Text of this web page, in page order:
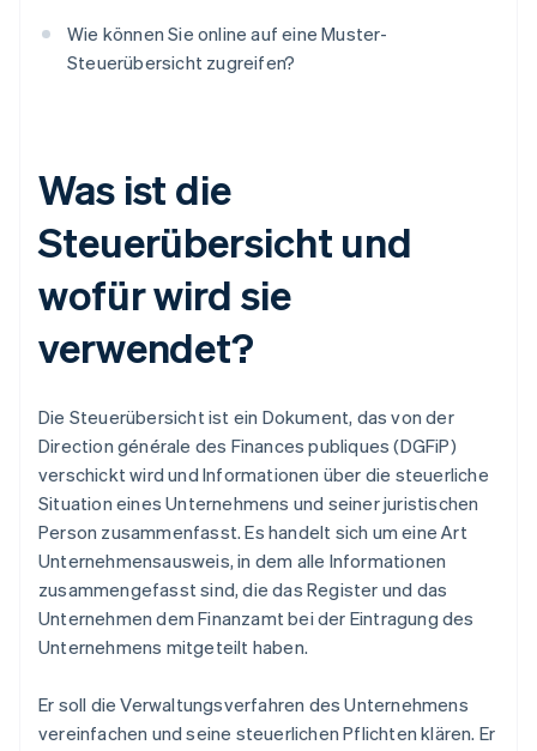
Wie können Sie online auf eine Muster-
Steuerübersicht zugreifen?
Was ist die
Steuerübersicht und
wofür wird sie
verwendet?
Die Steuerübersicht ist ein Dokument, das von der
Direction générale des Finances publiques (DGFiP)
verschickt wird und Informationen über die steuerliche
Situation eines Unternehmens und seiner juristischen
Person zusammenfasst. Es handelt sich um eine Art
Unternehmensausweis, in dem alle Informationen
zusammengefasst sind, die das Register und das
Unternehmen dem Finanzamt bei der Eintragung des
Unternehmens mitgeteilt haben.
Er soll die Verwaltungsverfahren des Unternehmens
vereinfachen und seine steuerlichen Pflichten klären. Er